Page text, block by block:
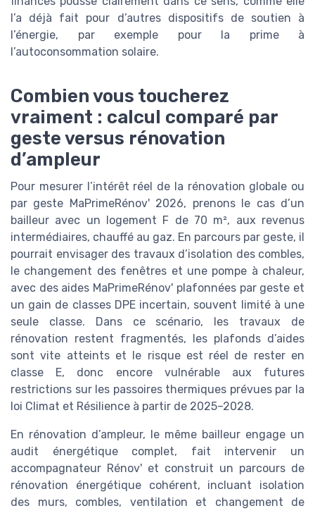
l’a déjà fait pour d’autres dispositifs de soutien à
l’énergie, par exemple pour la prime à
l’autoconsommation solaire.
Combien vous toucherez
vraiment : calcul comparé par
geste versus rénovation
d’ampleur
Pour mesurer l’intérêt réel de la rénovation globale ou
par geste MaPrimeRénov' 2026, prenons le cas d’un
bailleur avec un logement F de 70 m², aux revenus
intermédiaires, chauffé au gaz. En parcours par geste, il
pourrait envisager des travaux d’isolation des combles,
le changement des fenêtres et une pompe à chaleur,
avec des aides MaPrimeRénov' plafonnées par geste et
un gain de classes DPE incertain, souvent limité à une
seule classe. Dans ce scénario, les travaux de
rénovation restent fragmentés, les plafonds d’aides
sont vite atteints et le risque est réel de rester en
classe E, donc encore vulnérable aux futures
restrictions sur les passoires thermiques prévues par la
loi Climat et Résilience à partir de 2025–2028.
En rénovation d’ampleur, le même bailleur engage un
audit énergétique complet, fait intervenir un
accompagnateur Rénov' et construit un parcours de
rénovation énergétique cohérent, incluant isolation
des murs, combles, ventilation et changement de